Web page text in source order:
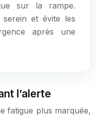
sur la rampe.
et évite les
après une
l’alerte
fatigue plus marquée,